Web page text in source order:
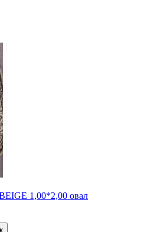
1,00*2,00 овал